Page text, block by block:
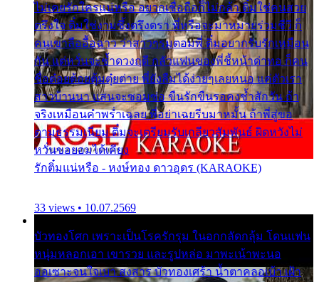
ไม่เคยรักใครแน่หรือ อยากเชื่อถือก็ไม่กล้า ติ๋มใช่คนสวย
ตรึงใจ ติ๋มใช่งามซึ้งตรึงตรา พี่หรือจะมาหมายร่วมชีวี ก็
คนเขาลืออื้อฉาว ว่าสาวๆรุมตอมพี่ ติ๋มอยากรับรักเหมือน
กัน แต่หวั่นจะช้ำดวงฤดี กลัวแฟนของพี่ชี้หน้าด่าทอ ก็คน
ชื่อต๋อยต้อยตุ้มตุ๋ยต่าย พี่ยังลืมได้ง่ายๆเลยหนอ แค่ตัวเรา
สาวบ้านนา แสนจะซอมซ่อ ขืนรักขืนรอคงช้ำสักวัน ถ้า
จริงเหมือนคำพร่ำเฉลย พี่อย่าเฉยรีบมาหมั้น ถ้าพี่สู่ขอ
ตามธรรมเนียม ติ๋มจะเตรียมรับเกลียวสัมพันธ์ ผิดหวังไม่
หวั่นขอยอมได้เคียง
รักติ๋มแน่หรือ - หงษ์ทอง ดาวอุดร (KARAOKE)
33 views • 10.07.2569
บัวทองโศก เพราะเป็นโรครักรุม ในอกกลัดกลุ้ม โดนแฟน
หนุ่มหลอกเอา เขารวย และรูปหล่อ มาพะเน้าพะนอ
ออเซาะจนใจเบา สงสาร บัวทองเศร้า น้ำตาคลอเบ้า เฝ้า